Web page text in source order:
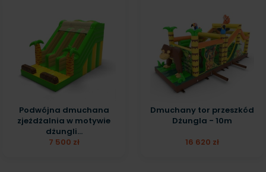
Podwójna dmuchana
zjeżdżalnia w motywie
dżungli...
7 500 zł
Dmuchany tor przeszkód
Dżungla - 10m
16 620 zł